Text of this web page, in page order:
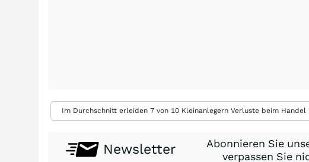
Im Durchschnitt erleiden 7 von 10 Kleinanlegern Verluste beim
Newsletter
Abonnieren Sie
verpassen Sie